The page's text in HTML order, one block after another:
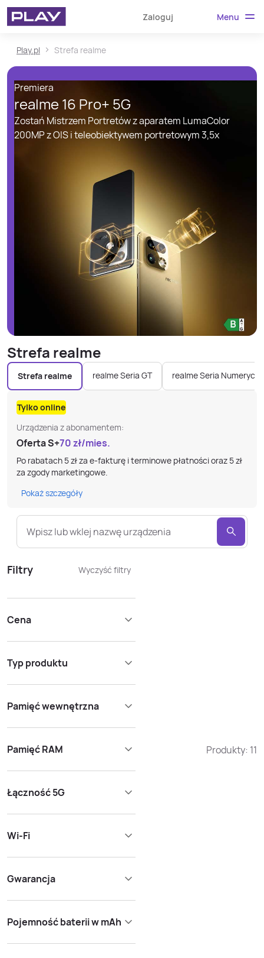
Zaloguj Menu
Play.pl Strefa realme
Premiera
realme 16 Pro+ 5G
Zostań Mistrzem Portretów z aparatem LumaColor
200MP z OIS i teleobiektywem portretowym 3,5x
Strefa realme
Strefa realme realme Seria GT realme Seria
Tylko online
Urządzenia z abonamentem:
Oferta S+70zł/mies.
Po rabatach 5 zł za e-fakturę i terminowe płatności oraz 5 zł
za zgody marketingowe.
Pokaż szczegóły
Wpisz lub wklej nazwę urządzenia
Filtry Wyczyść filtry
Cena
Typ produktu
Pamięć wewnętrzna
Pamięć RAM
Łączność 5G
Wi-Fi
Gwarancja
Pojemność baterii w mAh
Produkty: 11